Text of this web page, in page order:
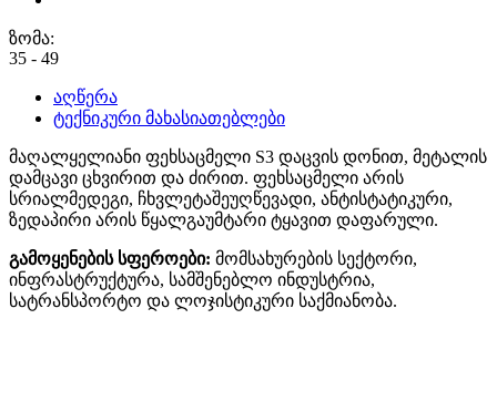
ზომა:
35 - 49
აღწერა
ტექნიკური მახასიათებლები
მაღალყელიანი ფეხსაცმელი S3 დაცვის დონით, მეტალის
დამცავი ცხვირით და ძირით. ფეხსაცმელი არის
სრიალმედეგი, ჩხვლეტაშეუღწევადი, ანტისტატიკური,
ზედაპირი არის წყალგაუმტარი ტყავით დაფარული.
გამოყენების სფეროები: მომსახურების სექტორი,
ინფრასტრუქტურა, სამშენებლო ინდუსტრია,
სატრანსპორტო და ლოჯისტიკური საქმიანობა.